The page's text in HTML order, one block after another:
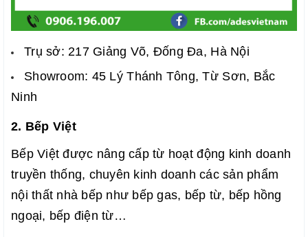
Trụ sở: 217 Giảng Võ, Đống Đa, Hà Nội
Showroom: 45 Lý Thánh Tông, Từ Sơn, Bắc
Ninh
2. Bếp Việt
Bếp Việt được nâng cấp từ hoạt động kinh doanh
truyền thống, chuyên kinh doanh các sản phẩm
nội thất nhà bếp như bếp gas, bếp từ, bếp hồng
ngoại, bếp điện từ…